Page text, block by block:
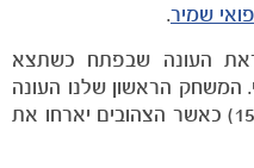
שמיר.
העונה שבפתח כשתצא
המשחק הראשון שלנו העונה
יהיה משחק אלוף האלופים (15/07) כאשר הצהובים יארחו את